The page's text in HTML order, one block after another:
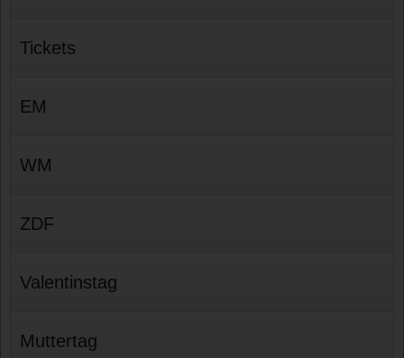
Tickets
EM
WM
ZDF
Valentinstag
Muttertag